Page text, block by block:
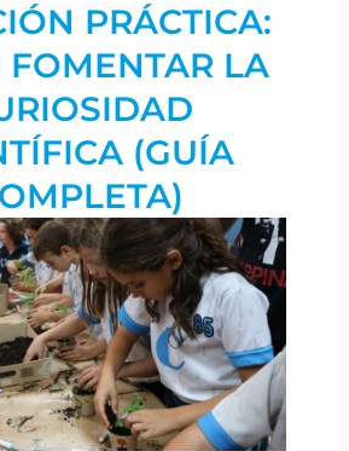
PRÁCTICA:
FOMENTAR LA
(GUÍA